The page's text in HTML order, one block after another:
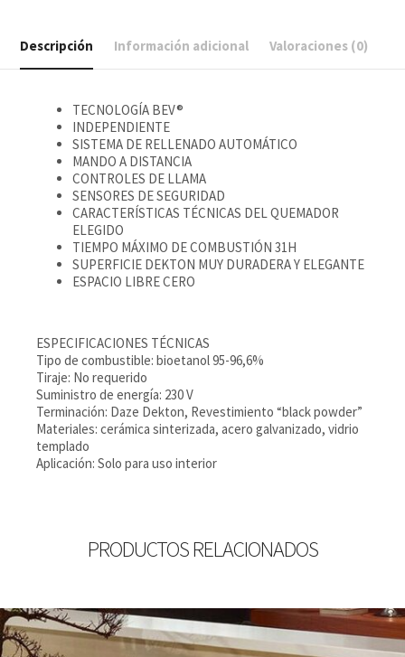
Descripción Información adicional Valoraciones (0)
TECNOLOGÍA BEV®
INDEPENDIENTE
SISTEMA DE RELLENADO AUTOMÁTICO
MANDO A DISTANCIA
CONTROLES DE LLAMA
SENSORES DE SEGURIDAD
CARACTERÍSTICAS TÉCNICAS DEL QUEMADOR
ELEGIDO
TIEMPO MÁXIMO DE COMBUSTIÓN 31H
SUPERFICIE DEKTON MUY DURADERA Y ELEGANTE
ESPACIO LIBRE CERO
ESPECIFICACIONES TÉCNICAS
Tipo de combustible: bioetanol 95-96,6%
Tiraje: No requerido
Suministro de energía: 230 V
Terminación: Daze Dekton, Revestimiento “black powder”
Materiales: cerámica sinterizada, acero galvanizado, vidrio
templado
Aplicación: Solo para uso interior
PRODUCTOS RELACIONADOS